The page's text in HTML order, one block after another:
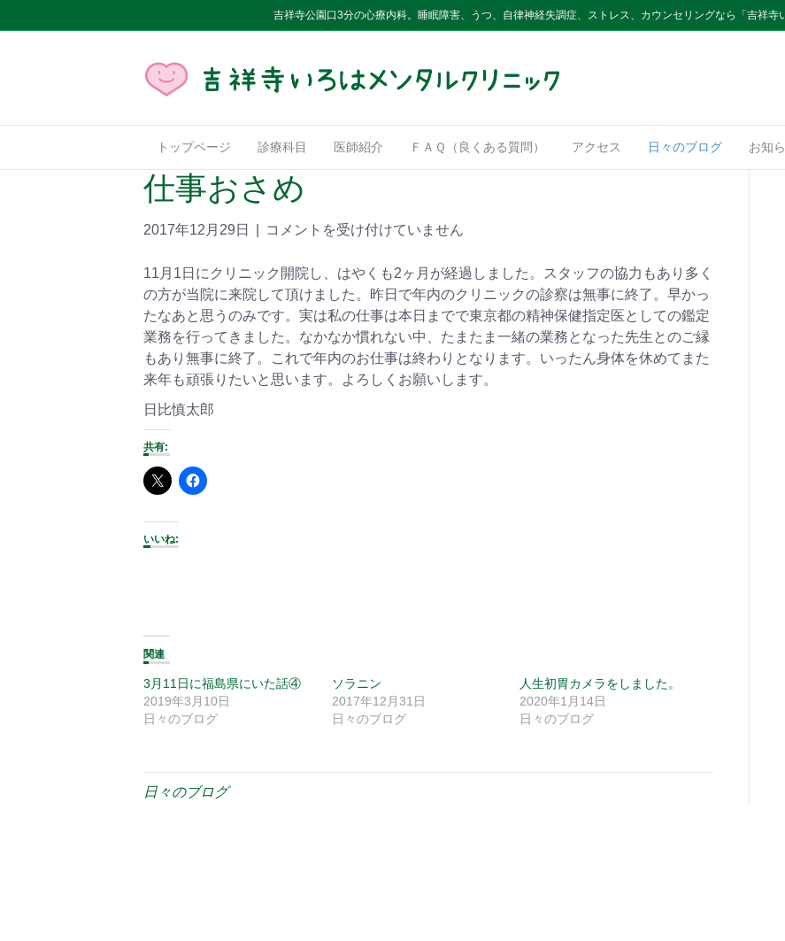
吉祥寺公園口3分の心療内科。睡眠障害、うつ、自律神経失調症、ストレス、カウンセリングなら「吉祥寺
トップページ 診療科目 医師紹介 ＦＡＱ（良くある質問） アクセス 日々のブログ お知
仕事おさめ
2017年12月29日 コメントを受け付けていません
11月1日にクリニック開院し、はやくも2ヶ月が経過しました。スタッフの協力もあり多く
の方が当院に来院して頂けました。昨日で年内のクリニックの診察は無事に終了。早かっ
たなあと思うのみです。実は私の仕事は本日までで東京都の精神保健指定医としての鑑定
業務を行ってきました。なかなか慣れない中、たまたま一緒の業務となった先生とのご縁
もあり無事に終了。これで年内のお仕事は終わりとなります。いったん身体を休めてまた
来年も頑張りたいと思います。よろしくお願いします。
日比慎太郎
共有:
いいね:
関連
3月11日に福島県にいた話④
2019年3月10日
日々のブログ
ソラニン
2017年12月31日
日々のブログ
人生初胃カメラをしました。
2020年1月14日
日々のブログ
日々のブログ